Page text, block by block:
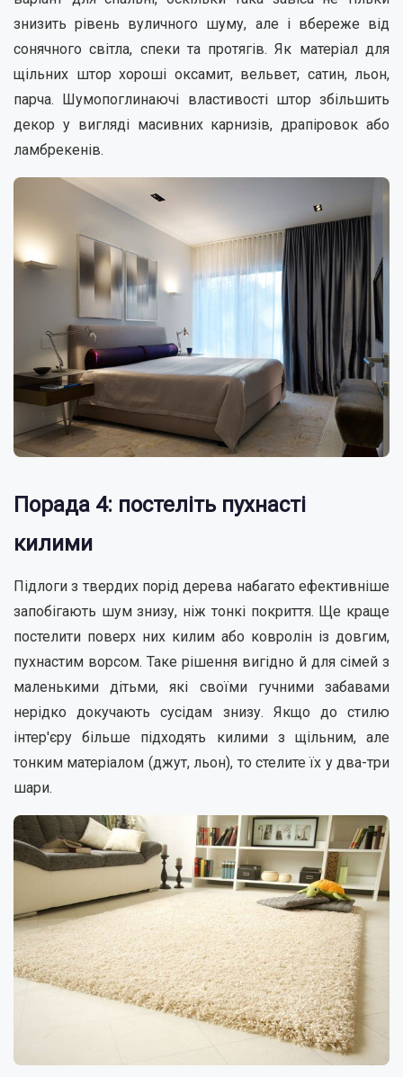
знизить рівень вуличного шуму, але і вбереже від
сонячного світла, спеки та протягів. Як матеріал для
щільних штор хороші оксамит, вельвет, сатин, льон,
парча. Шумопоглинаючі властивості штор збільшить
декор у вигляді масивних карнизів, драпіровок або
ламбрекенів.
Порада 4: постеліть пухнасті
килими
Підлоги з твердих порід дерева набагато ефективніше
запобігають шум знизу, ніж тонкі покриття. Ще краще
постелити поверх них килим або ковролін із довгим,
пухнастим ворсом. Таке рішення вигідно й для сімей з
маленькими дітьми, які своїми гучними забавами
нерідко докучають сусідам знизу. Якщо до стилю
інтер'єру більше підходять килими з щільним, але
тонким матеріалом (джут, льон), то стелите їх у два-три
шари.